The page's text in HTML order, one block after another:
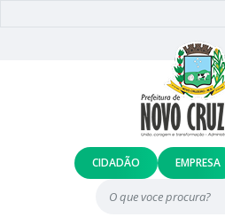
O que voce procura?
CIDADÃO EMPRESA